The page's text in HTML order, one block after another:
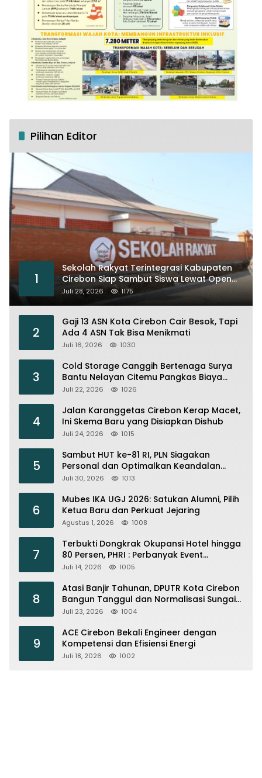
Pilihan Editor
1
Sekolah Rakyat Terintegrasi Kabupaten
Cirebon Siap Sambut Siswa Lewat Open
House dan MPLS
Juli 28, 2026 1175
2
Gaji 13 ASN Kota Cirebon Cair Besok, Tapi
Ada 4 ASN Tak Bisa Menikmati
Juli 16, 2026 1030
3
Cold Storage Canggih Bertenaga Surya
Bantu Nelayan Citemu Pangkas Biaya
Operasional
Juli 22, 2026 1026
4
Jalan Karanggetas Cirebon Kerap Macet,
Ini Skema Baru yang Disiapkan Dishub
Juli 24, 2026 1015
5
Sambut HUT ke-81 RI, PLN Siagakan
Personal dan Optimalkan Keandalan
Instalasi Transmisi
Juli 30, 2026 1013
6
Mubes IKA UGJ 2026: Satukan Alumni, Pilih
Ketua Baru dan Perkuat Jejaring
Agustus 1, 2026 1008
7
Terbukti Dongkrak Okupansi Hotel hingga
80 Persen, PHRI : Perbanyak Event
Olahraga di Cirebon
Juli 14, 2026 1005
8
Atasi Banjir Tahunan, DPUTR Kota Cirebon
Bangun Tanggul dan Normalisasi Sungai
Kijing
Juli 23, 2026 1004
9
ACE Cirebon Bekali Engineer dengan
Kompetensi dan Efisiensi Energi
Juli 18, 2026 1002